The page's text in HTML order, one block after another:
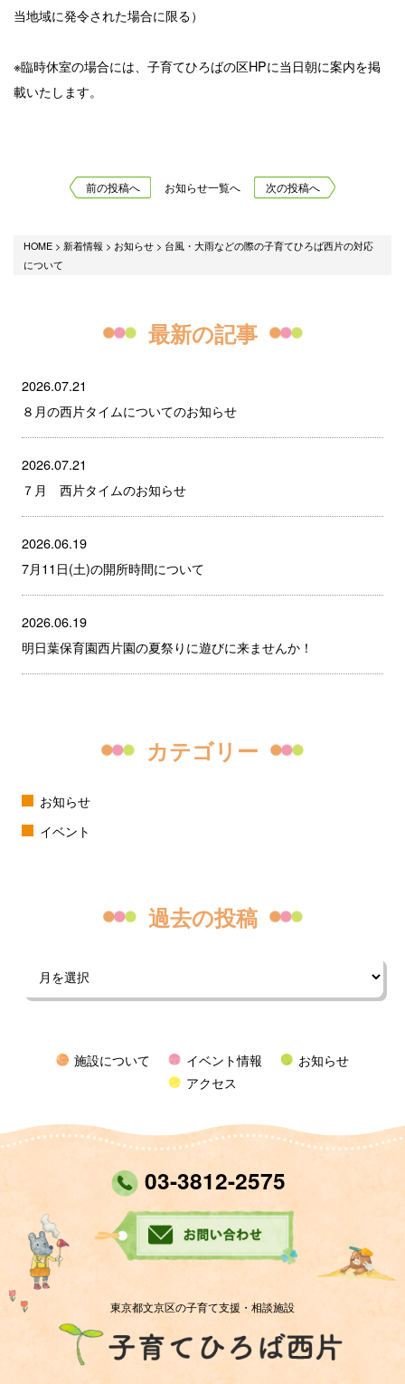
当地域に発令された場合に限る）
※臨時休室の場合には、子育てひろばの区HPに当日朝に案内を掲
載いたします。
前の投稿へ お知らせ一覧へ 次の投稿へ
HOME> 新着情報 > お知らせ> 台風・大雨などの際の子育てひろば西片の対応
について
最新の記事
2026.07.21
８月の西片タイムについてのお知らせ
2026.07.21
７月 西片タイムのお知らせ
2026.06.19
7月11日(土)の開所時間について
2026.06.19
明日葉保育園西片園の夏祭りに遊びに来ませんか！
カテゴリー
お知らせ
イベント
過去の投稿
施設について イベント情報
お知らせ
アクセス
03-3812-2575
東京都文京区の子育て支援・相談施設